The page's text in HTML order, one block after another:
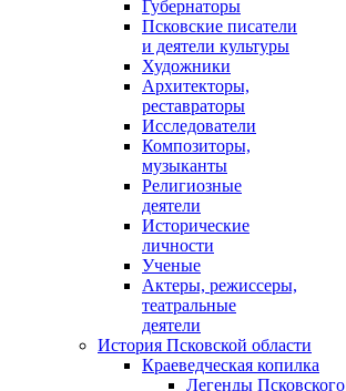
Губернаторы
Псковские писатели
и деятели культуры
Художники
Архитекторы,
реставраторы
Исследователи
Композиторы,
музыканты
Религиозные
деятели
Исторические
личности
Ученые
Актеры, режиссеры,
театральные
деятели
История Псковской области
Краеведческая копилка
Легенды Псковского